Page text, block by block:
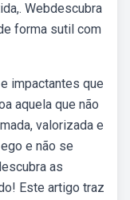
Webdescubra
forma sutil com
impactantes que
aquela que não
valorizada e
e não se
as
Este artigo traz